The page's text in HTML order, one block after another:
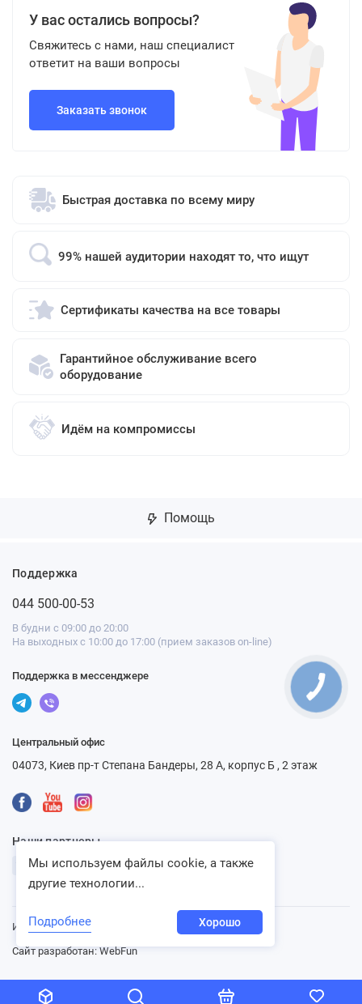
У вас остались вопросы?
Свяжитесь с нами, наш специалист
ответит на ваши вопросы
Заказать звонок
Быстрая доставка по всему миру
99% нашей аудитории находят то, что ищут
Сертификаты качества на все товары
Гарантийное обслуживание всего
оборудование
Идём на компромиссы
Помощь
Поддержка
044 500-00-53
В будни с 09:00 до 20:00
На выходных с 10:00 до 17:00 (прием заказов on-line)
Поддержка в мессенджере
Центральный офис
04073, Киев пр-т Степана Бандеры, 28 А, корпус Б , 2 этаж
Наши партнеры
Интернет-магазин «Ventbazar», 2013 - 2026
Сайт разработан: WebFun
Мы используем файлы cookie, а также
другие технологии...
Подробнее Хорошо